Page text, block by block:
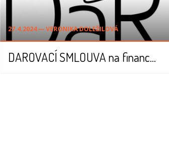
27.4.2024 ― VERONIKA DOLEŽILOVÁ
DAROVACÍ SMLOUVA na financování párové výuky ve školním roce 2024/2025 - 3. ROČNÍK